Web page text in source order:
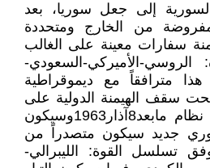
إلى جعل سوريا، بعد
من الخارج ومتحددة
سفارات معينة على الغالب
الأميركي-السعودي-
هذا مترافقاً مع ديموقراطية
سقف الهيمنة الدولية على
الوضع السوري. سينتهي نظام مابعد8آذار1963وسيكون
جديد سيكون متصدراً من
تسلسل القوة: الليبرالي-